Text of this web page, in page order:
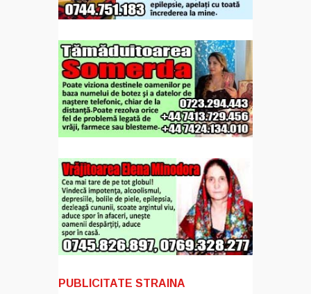
PUBLICITATE STRAINA